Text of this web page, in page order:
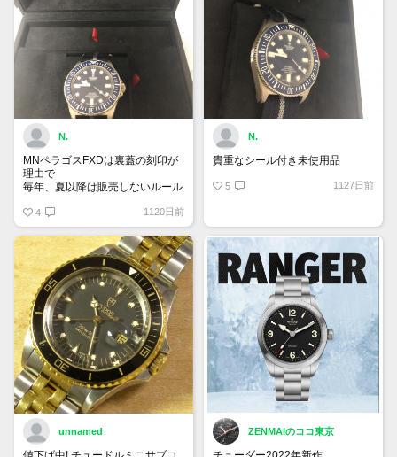
N.
MNペラゴスFXDは裏蓋の刻印が
理由で
毎年、夏以降は販売しないルール
4 1120日前
N.
貴重なシール付き未使用品
5 1127日前
unnamed ZENMAIのココ東京